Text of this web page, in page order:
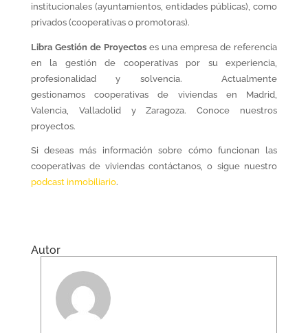
institucionales (ayuntamientos, entidades públicas), como
privados (cooperativas o promotoras).
Libra Gestión de Proyectoses una empresa de referencia
en la gestión de cooperativas por su experiencia,
profesionalidad y solvencia. Actualmente
gestionamos cooperativas de viviendas en Madrid,
Valencia, Valladolid y Zaragoza. Conoce nuestros
proyectos.
Si deseas más información sobre cómo funcionan las
cooperativas de viviendas contáctanos, o sigue nuestro
podcast inmobiliario.
Autor